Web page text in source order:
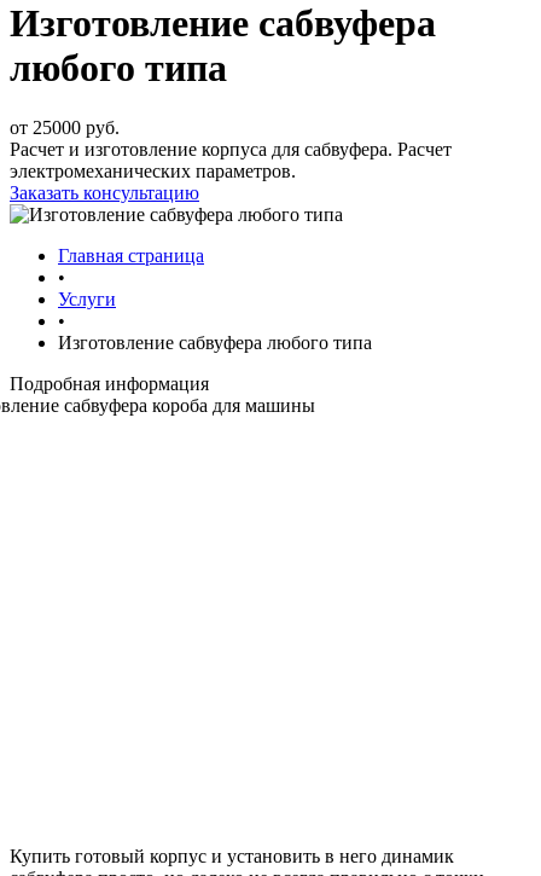
Изготовление сабвуфера
любого типа
от 25000 руб.
Расчет и изготовление корпуса для сабвуфера. Расчет
электромеханических параметров.
Заказать консультацию
Главная страница
•
Услуги
•
Изготовление сабвуфера любого типа
Подробная информация
Купить готовый корпус и установить в него динамик